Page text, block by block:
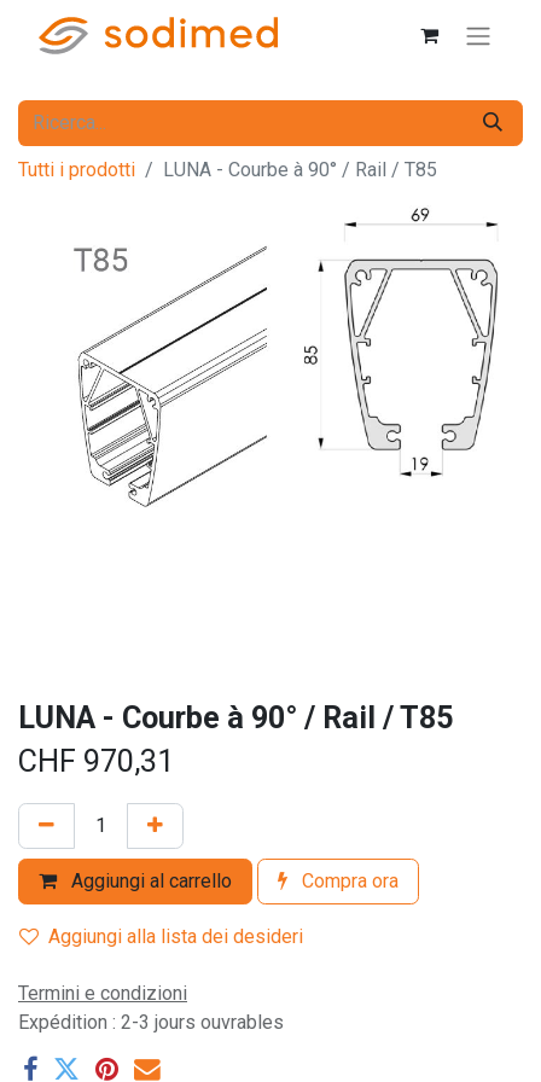
Tutti i prodotti LUNA - Courbe à 90° / Rail / T85
LUNA - Courbe à 90° / Rail / T85
CHF 970,31
Aggiungi al carrello Compra ora
Aggiungi alla lista dei desideri
Termini e condizioni
Expédition : 2-3 jours ouvrables